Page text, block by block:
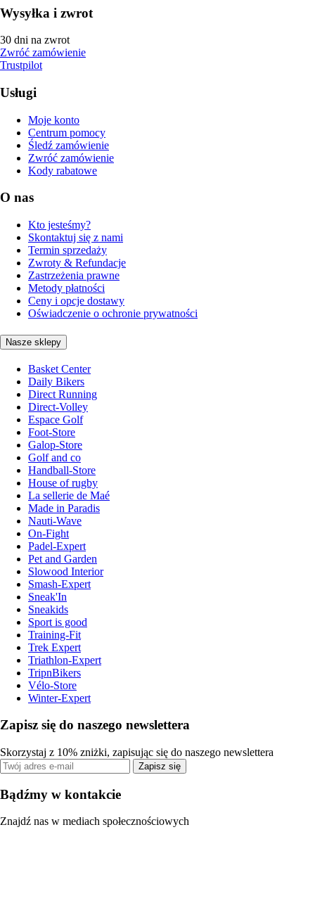
Wysyłka i zwrot
30 dni na zwrot
Zwróć zamówienie
Trustpilot
Usługi
Moje konto
Centrum pomocy
Śledź zamówienie
Zwróć zamówienie
Kody rabatowe
O nas
Kto jesteśmy?
Skontaktuj się z nami
Termin sprzedaży
Zwroty & Refundacje
Zastrzeżenia prawne
Metody płatności
Ceny i opcje dostawy
Oświadczenie o ochronie prywatności
Nasze sklepy
Basket Center
Daily Bikers
Direct Running
Direct-Volley
Espace Golf
Foot-Store
Galop-Store
Golf and co
Handball-Store
House of rugby
La sellerie de Maé
Made in Paradis
Nauti-Wave
On-Fight
Padel-Expert
Pet and Garden
Slowood Interior
Smash-Expert
Sneak'In
Sneakids
Sport is good
Training-Fit
Trek Expert
Triathlon-Expert
TripnBikers
Vélo-Store
Winter-Expert
Zapisz się do naszego newslettera
Skorzystaj z 10% zniżki, zapisując się do naszego newslettera
Zapisz się
Bądźmy w kontakcie
Znajdź nas w mediach społecznościowych